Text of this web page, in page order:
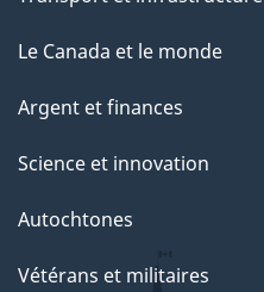
Le Canada et le monde
Argent et finances
Science et innovation
Autochtones
Vétérans et militaires